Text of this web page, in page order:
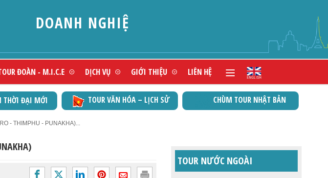
NGHIỆP ĐẠT CHỨNG NHẬN
ĐOÀN - M.I.C.E DỊCH VỤ GIỚI THIỆU LIÊN HỆ
THỜI ĐẠI MỚI TOUR VĂN HÓA – LỊCH SỬ CHÙM TOUR NHẬT BẢN
- THIMPHU - PUNAKHA)...
TOUR NƯỚC NGOÀI